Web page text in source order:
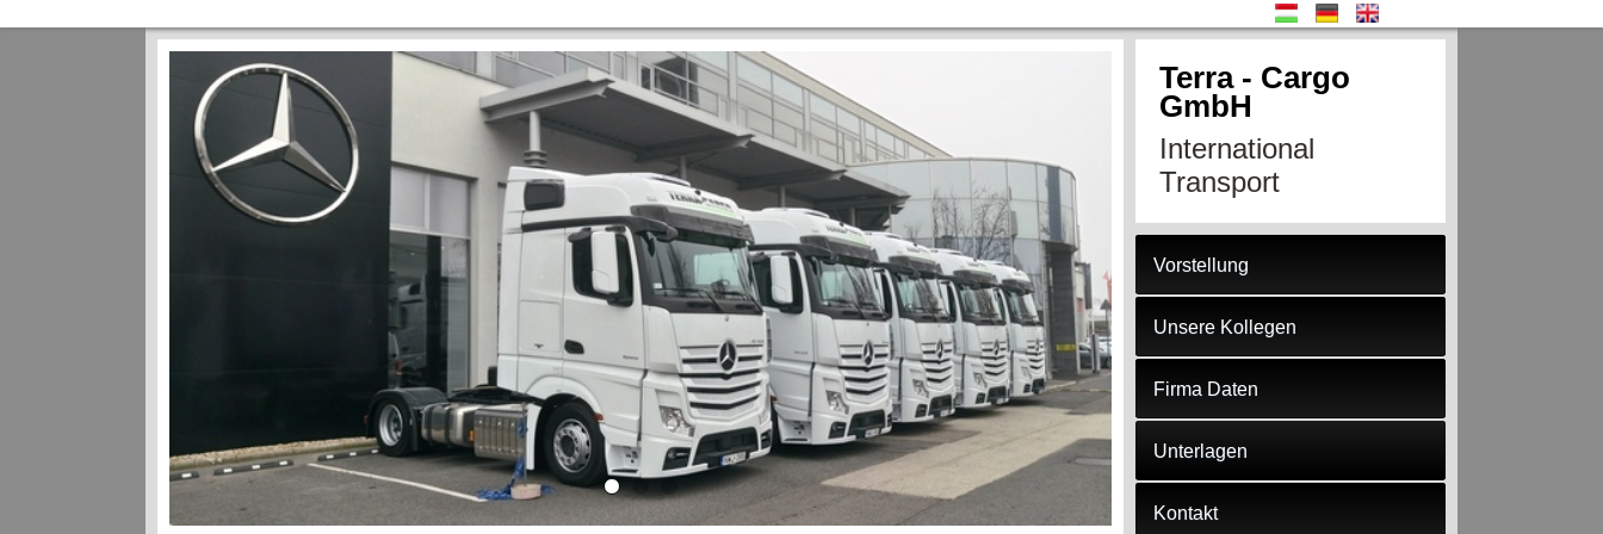
Terra - Cargo
GmbH
International
Transport
Vorstellung
Unsere Kollegen
Firma Daten
Unterlagen
Kontakt